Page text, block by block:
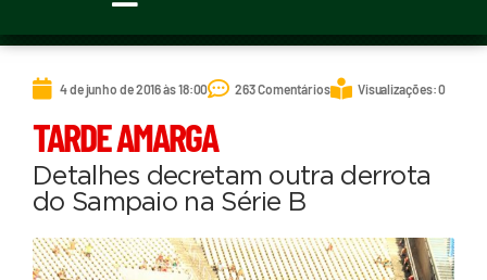
4 de junho de 2016 às 18:00 263 Comentários Visualizações: 0
TARDE AMARGA
Detalhes decretam outra derrota
do Sampaio na Série B